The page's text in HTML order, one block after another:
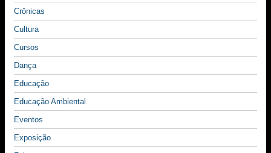
Crônicas
Cultura
Cursos
Dança
Educação
Educação Ambiental
Eventos
Exposição